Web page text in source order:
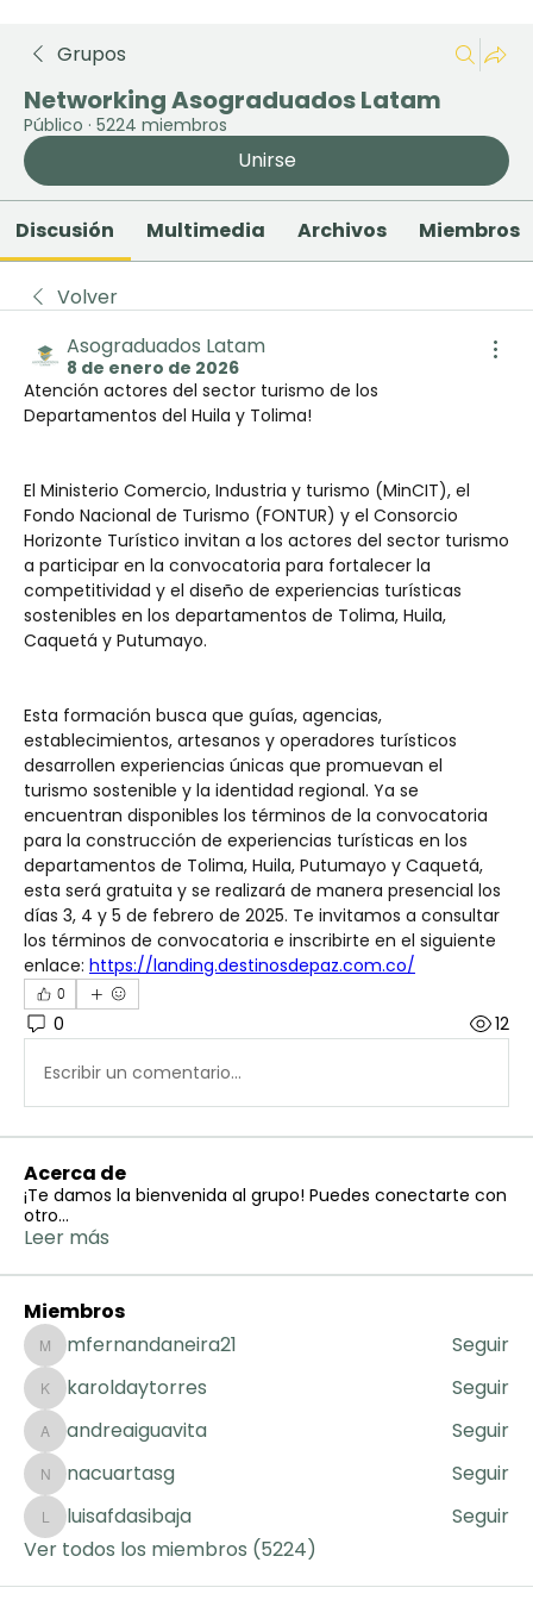
Grupos
Networking Asograduados Latam
Público · 5224 miembros
Unirse
Discusión Multimedia Archivos Miembros
Volver
Asograduados Latam
8 de enero de 2026
Atención actores del sector turismo de los
Departamentos del Huila y Tolima!
El Ministerio Comercio, Industria y turismo (MinCIT), el
Fondo Nacional de Turismo (FONTUR) y el Consorcio
Horizonte Turístico invitan a los actores del sector turismo
a participar en la convocatoria para fortalecer la
competitividad y el diseño de experiencias turísticas
sostenibles en los departamentos de Tolima, Huila,
Caquetá y Putumayo.
Esta formación busca que guías, agencias,
establecimientos, artesanos y operadores turísticos
desarrollen experiencias únicas que promuevan el
turismo sostenible y la identidad regional. Ya se
encuentran disponibles los términos de la convocatoria
para la construcción de experiencias turísticas en los
departamentos de Tolima, Huila, Putumayo y Caquetá,
esta será gratuita y se realizará de manera presencial los
días 3, 4 y 5 de febrero de 2025. Te invitamos a consultar
los términos de convocatoria e inscribirte en el siguiente
enlace: https://landing.destinosdepaz.com.co/
0
0 12
Escribir un comentario...
Acerca de
¡Te damos la bienvenida al grupo! Puedes conectarte con
otro...
Leer más
Miembros
mfernandaneira21
mfernandaneira21 Seguir
karoldaytorres
karoldaytorres Seguir
andreaiguavita
andreaiguavita Seguir
nacuartasg
nacuartasg Seguir
luisafdasibaja
luisafdasibaja
Seguir
Ver todos los miembros (5224)